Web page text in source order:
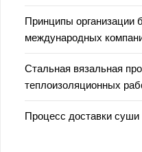
Принципы организации
международных
Стальная вязальная
теплоизоляционных
Процесс доставки